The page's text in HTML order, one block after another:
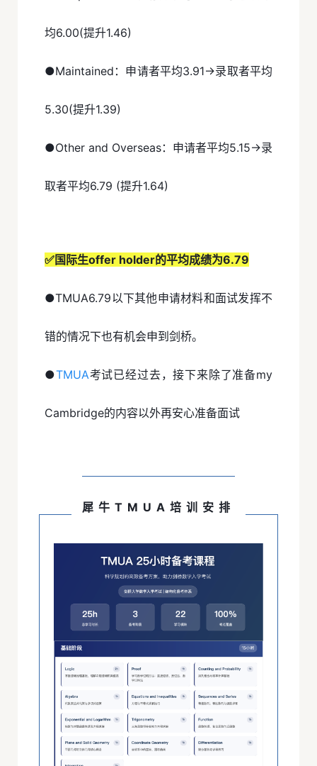
均6.00(提升1.46)
●Maintained：申请者平均3.91→录取者平均
5.30(提升1.39)
●Other and Overseas：申请者平均5.15→录
取者平均6.79 (提升1.64)
✅国际生offer holder的平均成绩为6.79
●TMUA6.79以下其他申请材料和面试发挥不
错的情况下也有机会申到剑桥。
●TMUA考试已经过去，接下来除了准备my
Cambridge的内容以外再安心准备面试
犀牛TMUA培训安排